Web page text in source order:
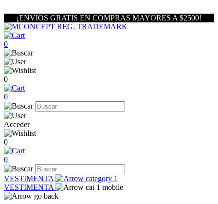
¡ENVIOS GRATIS EN COMPRAS MAYORES A $2500!
0
0
0
Acceder
0
0
VESTIMENTA
VESTIMENTA